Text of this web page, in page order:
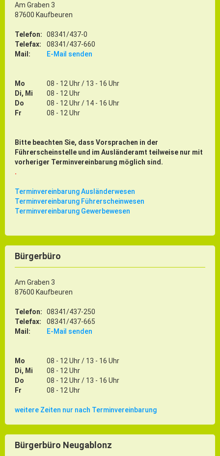
Am Graben 3
87600 Kaufbeuren
Telefon:
08341/437-0
Telefax:
08341/437-660
Mail:
E-Mail senden
Mo
08 - 12 Uhr / 13 - 16 Uhr
Di, Mi
08 - 12 Uhr
Do
08 - 12 Uhr / 14 - 16 Uhr
Fr
08 - 12 Uhr
Bitte beachten Sie, dass Vorsprachen in der
Führerscheinstelle und im Ausländeramt teilweise nur mit
vorheriger Terminvereinbarung möglich sind.
.
Terminvereinbarung Ausländerwesen
Terminvereinbarung Führerscheinwesen
Terminvereinbarung Gewerbewesen
Bürgerbüro
Am Graben 3
87600 Kaufbeuren
Telefon:
08341/437-250
Telefax:
08341/437-665
Mail:
E-Mail senden
Mo
08 - 12 Uhr / 13 - 16 Uhr
Di, Mi
08 - 12 Uhr
Do
08 - 12 Uhr / 13 - 16 Uhr
Fr
08 - 12 Uhr
weitere Zeiten nur nach Terminvereinbarung
Bürgerbüro Neugablonz